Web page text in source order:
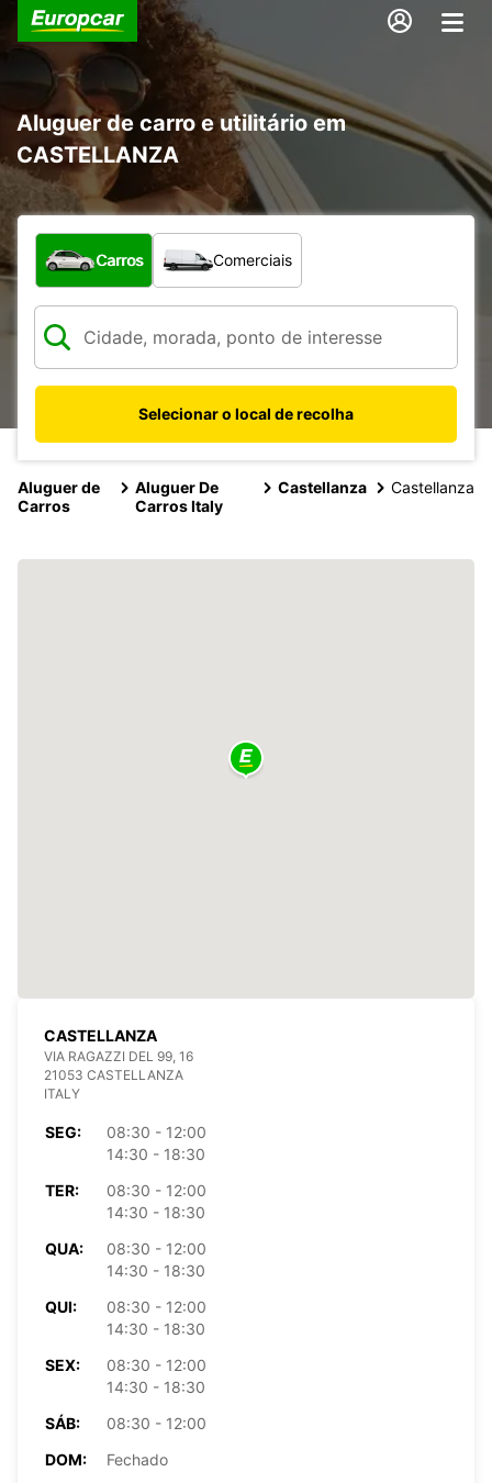
Aluguer de carro e utilitário em
CASTELLANZA
Que tipo de veículo pretende?
Carros Comerciais
Selecionar o local de recolha
Aluguer de
Carros
Aluguer De
Carros Italy
Castellanza Castellanza
CASTELLANZA
VIA RAGAZZI DEL 99, 16
21053 CASTELLANZA
ITALY
SEG:
08:30 - 12:00
14:30 - 18:30
TER:
08:30 - 12:00
14:30 - 18:30
QUA:
08:30 - 12:00
14:30 - 18:30
QUI:
08:30 - 12:00
14:30 - 18:30
SEX:
08:30 - 12:00
14:30 - 18:30
SÁB:
08:30 - 12:00
DOM:
Fechado